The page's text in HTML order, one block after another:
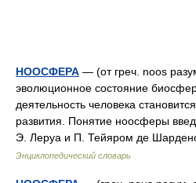
НООСФЕРА — (от греч. noos
эволюционное состояние
деятельность человека
развития. Понятие ноосферы
Э. Леруа и П. Тейяром де
Энциклопедический словарь